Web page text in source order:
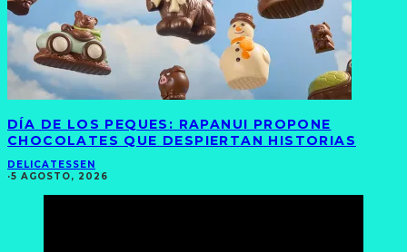
DÍA DE LOS PEQUES: RAPANUI PROPONE
CHOCOLATES QUE DESPIERTAN HISTORIAS
DELICATESSEN
·5 AGOSTO, 2026